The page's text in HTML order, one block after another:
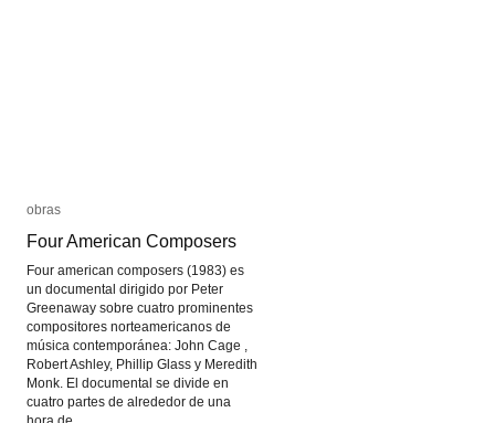
obras
Four American Composers
Four american composers (1983) es
un documental dirigido por Peter
Greenaway sobre cuatro prominentes
compositores norteamericanos de
música contemporánea: John Cage ,
Robert Ashley, Phillip Glass y Meredith
Monk. El documental se divide en
cuatro partes de alrededor de una
obras
Four American Composers